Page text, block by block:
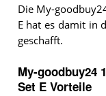
Die My-
E hat es damit in
geschafft.
My-goodbuy24
Set E Vorteile